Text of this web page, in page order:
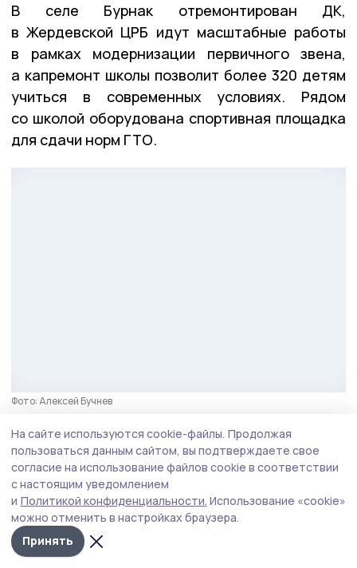
В селе Бурнак отремонтирован ДК,
в Жердевской ЦРБ идут масштабные работы
в рамках модернизации первичного звена,
а капремонт школы позволит более 320 детям
учиться в современных условиях. Рядом
со школой оборудована спортивная площадка
для сдачи норм ГТО.
Фото: Алексей Бучнев
Губернатор проверил и исполнение поручения
по капремонту крыши на улице Советской
в Жердевке. Подрядчик выполнил работы
в полном объёме и раньше обещанного срока.
Герои Тамбовщины
На сайте используются cookie-файлы. Продолжая
пользоваться данным сайтом, вы подтверждаете свое
согласие на использование файлов cookie в соответствии
с настоящим уведомлением
и Политикой конфиденциальности. Использование «cookie»
можно отменить в настройках браузера.
Принять